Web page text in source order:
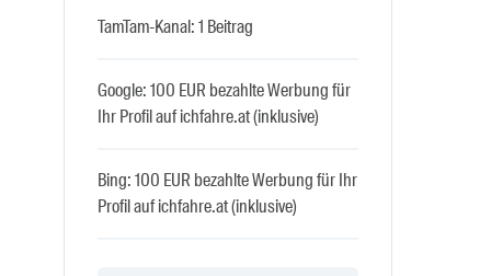
TamTam-Kanal: 1 Beitrag
Google: 100 EUR bezahlte Werbung für
Ihr Profil auf ichfahre.at (inklusive)
Bing: 100 EUR bezahlte Werbung für Ihr
Profil auf ichfahre.at (inklusive)